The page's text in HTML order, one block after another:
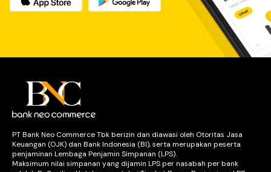
PT Bank Neo Commerce Tbk berizin dan diawasi oleh Otoritas Jasa
Keuangan (OJK) dan Bank Indonesia (BI), serta merupakan peserta
penjaminan Lembaga Penjamin Simpanan (LPS).
Maksimum nilai simpanan yang dijamin LPS per nasabah per bank